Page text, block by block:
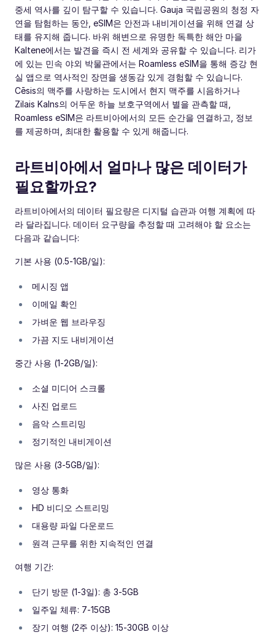
중세 역사를 깊이 탐구할 수 있습니다. Gauja 국립공원의 청정 자
연을 탐험하는 동안, eSIM은 안전과 내비게이션을 위해 연결 상
태를 유지해 줍니다. 바위 해변으로 유명한 독특한 해안 마을
Kaltene에서는 발견을 즉시 전 세계와 공유할 수 있습니다. 리가
에 있는 민속 야외 박물관에서는 Roamless eSIM을 통해 증강 현
실 앱으로 역사적인 장면을 생동감 있게 경험할 수 있습니다.
Cēsis의 맥주를 사랑하는 도시에서 현지 맥주를 시음하거나
Zilais Kalns의 어두운 하늘 보호구역에서 별을 관측할 때,
Roamless eSIM은 라트비아에서의 모든 순간을 연결하고, 정보
를 제공하며, 최대한 활용할 수 있게 해줍니다.
라트비아에서 얼마나 많은 데이터가
필요할까요?
라트비아에서의 데이터 필요량은 디지털 습관과 여행 계획에 따
라 달라집니다. 데이터 요구량을 추정할 때 고려해야 할 요소는
다음과 같습니다:
기본 사용 (0.5-1GB/일):
메시징 앱
이메일 확인
가벼운 웹 브라우징
가끔 지도 내비게이션
중간 사용 (1-2GB/일):
소셜 미디어 스크롤
사진 업로드
음악 스트리밍
정기적인 내비게이션
많은 사용 (3-5GB/일):
영상 통화
HD 비디오 스트리밍
대용량 파일 다운로드
원격 근무를 위한 지속적인 연결
여행 기간:
단기 방문 (1-3일): 총 3-5GB
일주일 체류: 7-15GB
장기 여행 (2주 이상): 15-30GB 이상